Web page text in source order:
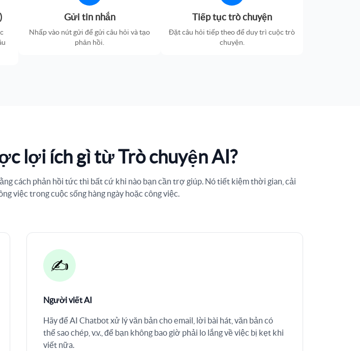
Gửi tin nhắn
Nhấp vào nút gửi để gửi câu hỏi và tạo
phản hồi.
Tiếp tục trò chuyện
Đặt câu hỏi tiếp theo để duy trì cuộc trò
chuyện.
lợi ích gì từ Trò chuyện AI?
cách phản hồi tức thì bất cứ khi nào bạn cần trợ giúp. Nó tiết kiệm thời gian, cải
việc trong cuộc sống hàng ngày hoặc công việc.
✍️
Người viết AI
Hãy để AI Chatbot xử lý văn bản cho email, lời bài hát, văn bản có
thể sao chép, v.v., để bạn không bao giờ phải lo lắng về việc bị kẹt khi
viết nữa.